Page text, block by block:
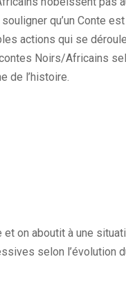
qu’un Conte est
actions qui se
Noirs/Africains
de l’histoire.
et on aboutit à une
selon l’évolution